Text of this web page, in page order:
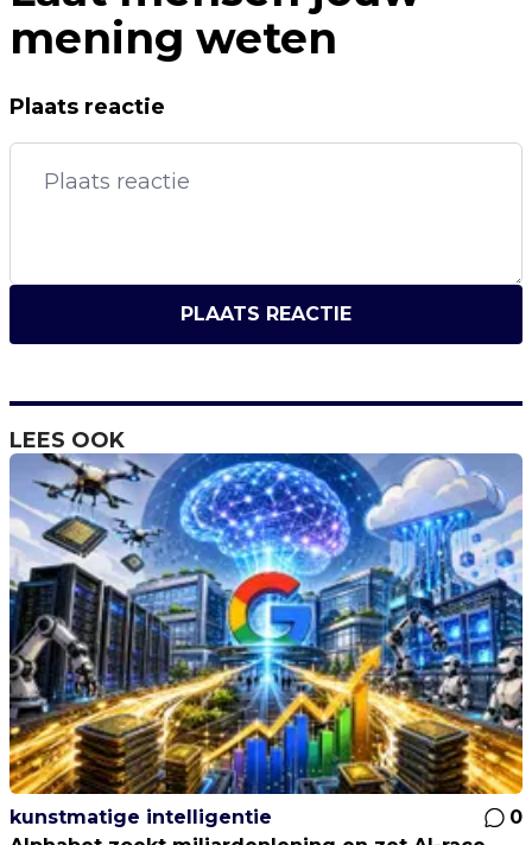
mening weten
Plaats reactie
PLAATS REACTIE
LEES OOK
kunstmatige intelligentie
0